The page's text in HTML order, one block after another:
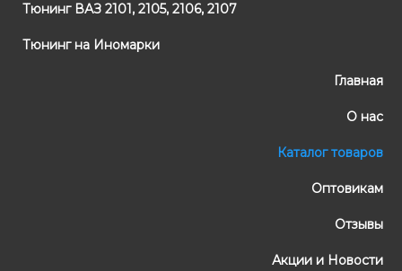
Тюнинг ВАЗ 2101, 2105, 2106, 2107
Тюнинг на Иномарки
Главная
О нас
Каталог товаров
Оптовикам
Отзывы
Акции и Новости